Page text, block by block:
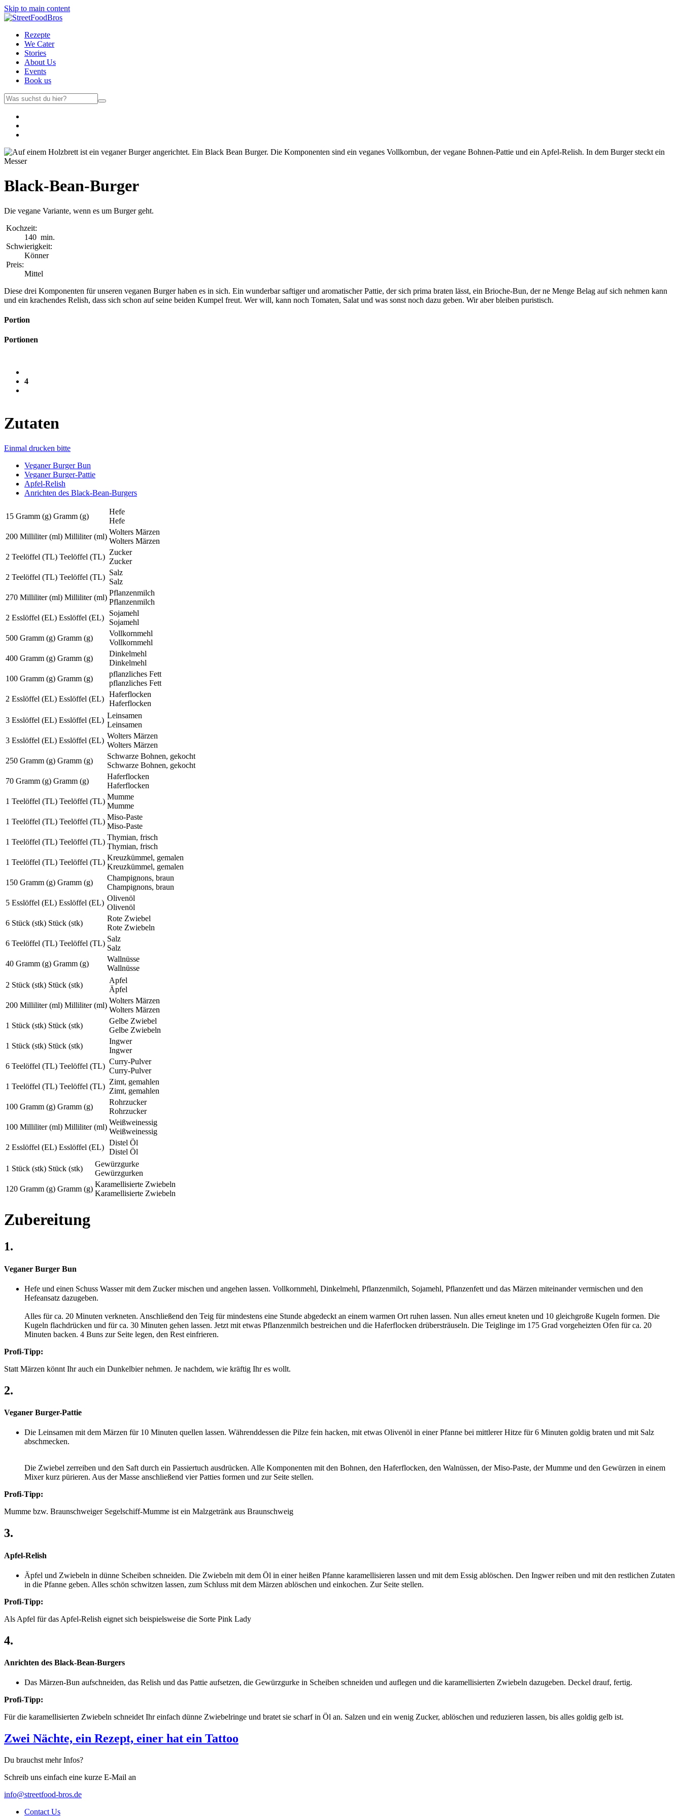
Skip to main content
Rezepte
We Cater
Stories
About Us
Events
Book us
Black-Bean-Burger
Die vegane Variante, wenn es um Burger geht.
Kochzeit:
140 min.
Schwierigkeit:
Könner
Preis:
Mittel
Diese drei Komponenten für unseren veganen Burger haben es in sich. Ein wunderbar saftiger und aromatischer Pattie, der sich prima braten lässt, ein Brioche-Bun, der ne Menge Belag auf sich nehmen kann
und ein krachendes Relish, dass sich schon auf seine beiden Kumpel freut. Wer will, kann noch Tomaten, Salat und was sonst noch dazu geben. Wir aber bleiben puristisch.
Portion
Portionen
4
Zutaten
Einmal drucken bitte
Veganer Burger Bun
Veganer Burger-Pattie
Apfel-Relish
Anrichten des Black-Bean-Burgers
15 Gramm (g) Gramm (g)
Hefe
Hefe
200 Milliliter (ml) Milliliter (ml)
Wolters Märzen
Wolters Märzen
2 Teelöffel (TL) Teelöffel (TL)
Zucker
Zucker
2 Teelöffel (TL) Teelöffel (TL)
Salz
Salz
270 Milliliter (ml) Milliliter (ml)
Pflanzenmilch
Pflanzenmilch
2 Esslöffel (EL) Esslöffel (EL)
Sojamehl
Sojamehl
500 Gramm (g) Gramm (g)
Vollkornmehl
Vollkornmehl
400 Gramm (g) Gramm (g)
Dinkelmehl
Dinkelmehl
100 Gramm (g) Gramm (g)
pflanzliches Fett
pflanzliches Fett
2 Esslöffel (EL) Esslöffel (EL)
Haferflocken
Haferflocken
3 Esslöffel (EL) Esslöffel (EL)
Leinsamen
Leinsamen
3 Esslöffel (EL) Esslöffel (EL)
Wolters Märzen
Wolters Märzen
250 Gramm (g) Gramm (g)
Schwarze Bohnen, gekocht
Schwarze Bohnen, gekocht
70 Gramm (g) Gramm (g)
Haferflocken
Haferflocken
1 Teelöffel (TL) Teelöffel (TL)
Mumme
Mumme
1 Teelöffel (TL) Teelöffel (TL)
Miso-Paste
Miso-Paste
1 Teelöffel (TL) Teelöffel (TL)
Thymian, frisch
Thymian, frisch
1 Teelöffel (TL) Teelöffel (TL)
Kreuzkümmel, gemalen
Kreuzkümmel, gemalen
150 Gramm (g) Gramm (g)
Champignons, braun
Champignons, braun
5 Esslöffel (EL) Esslöffel (EL)
Olivenöl
Olivenöl
6 Stück (stk) Stück (stk)
Rote Zwiebel
Rote Zwiebeln
6 Teelöffel (TL) Teelöffel (TL)
Salz
Salz
40 Gramm (g) Gramm (g)
Wallnüsse
Wallnüsse
2 Stück (stk) Stück (stk)
Apfel
Äpfel
200 Milliliter (ml) Milliliter (ml)
Wolters Märzen
Wolters Märzen
1 Stück (stk) Stück (stk)
Gelbe Zwiebel
Gelbe Zwiebeln
1 Stück (stk) Stück (stk)
Ingwer
Ingwer
6 Teelöffel (TL) Teelöffel (TL)
Curry-Pulver
Curry-Pulver
1 Teelöffel (TL) Teelöffel (TL)
Zimt, gemahlen
Zimt, gemahlen
100 Gramm (g) Gramm (g)
Rohrzucker
Rohrzucker
100 Milliliter (ml) Milliliter (ml)
Weißweinessig
Weißweinessig
2 Esslöffel (EL) Esslöffel (EL)
Distel Öl
Distel Öl
1 Stück (stk) Stück (stk)
Gewürzgurke
Gewürzgurken
120 Gramm (g) Gramm (g)
Karamellisierte Zwiebeln
Karamellisierte Zwiebeln
Zubereitung
1.
Veganer Burger Bun
Hefe und einen Schuss Wasser mit dem Zucker mischen und angehen lassen. Vollkornmehl, Dinkelmehl, Pflanzenmilch, Sojamehl, Pflanzenfett und das Märzen miteinander vermischen und den
Hefeansatz dazugeben.
Alles für ca. 20 Minuten verkneten. Anschließend den Teig für mindestens eine Stunde abgedeckt an einem warmen Ort ruhen lassen. Nun alles erneut kneten und 10 gleichgroße Kugeln formen. Die
Kugeln flachdrücken und für ca. 30 Minuten gehen lassen. Jetzt mit etwas Pflanzenmilch bestreichen und die Haferflocken drübersträuseln. Die Teiglinge im 175 Grad vorgeheizten Ofen für ca. 20
Minuten backen. 4 Buns zur Seite legen, den Rest einfrieren.
Profi-Tipp:
Statt Märzen könnt Ihr auch ein Dunkelbier nehmen. Je nachdem, wie kräftig Ihr es wollt.
2.
Veganer Burger-Pattie
Die Leinsamen mit dem Märzen für 10 Minuten quellen lassen. Währenddessen die Pilze fein hacken, mit etwas Olivenöl in einer Pfanne bei mittlerer Hitze für 6 Minuten goldig braten und mit Salz
abschmecken.
Die Zwiebel zerreiben und den Saft durch ein Passiertuch ausdrücken. Alle Komponenten mit den Bohnen, den Haferflocken, den Walnüssen, der Miso-Paste, der Mumme und den Gewürzen in einem
Mixer kurz pürieren. Aus der Masse anschließend vier Patties formen und zur Seite stellen.
Profi-Tipp:
Mumme bzw. Braunschweiger Segelschiff-Mumme ist ein Malzgetränk aus Braunschweig
3.
Apfel-Relish
Äpfel und Zwiebeln in dünne Scheiben schneiden. Die Zwiebeln mit dem Öl in einer heißen Pfanne karamellisieren lassen und mit dem Essig ablöschen. Den Ingwer reiben und mit den restlichen Zutaten
in die Pfanne geben. Alles schön schwitzen lassen, zum Schluss mit dem Märzen ablöschen und einkochen. Zur Seite stellen.
Profi-Tipp:
Als Apfel für das Apfel-Relish eignet sich beispielsweise die Sorte Pink Lady
4.
Anrichten des Black-Bean-Burgers
Das Märzen-Bun aufschneiden, das Relish und das Pattie aufsetzen, die Gewürzgurke in Scheiben schneiden und auflegen und die karamellisierten Zwiebeln dazugeben. Deckel drauf, fertig.
Profi-Tipp:
Für die karamellisierten Zwiebeln schneidet Ihr einfach dünne Zwiebelringe und bratet sie scharf in Öl an. Salzen und ein wenig Zucker, ablöschen und reduzieren lassen, bis alles goldig gelb ist.
Zwei Nächte, ein Rezept, einer hat ein Tattoo
Du brauchst mehr Infos?
Schreib uns einfach eine kurze E-Mail an
info@streetfood-bros.de
Contact Us